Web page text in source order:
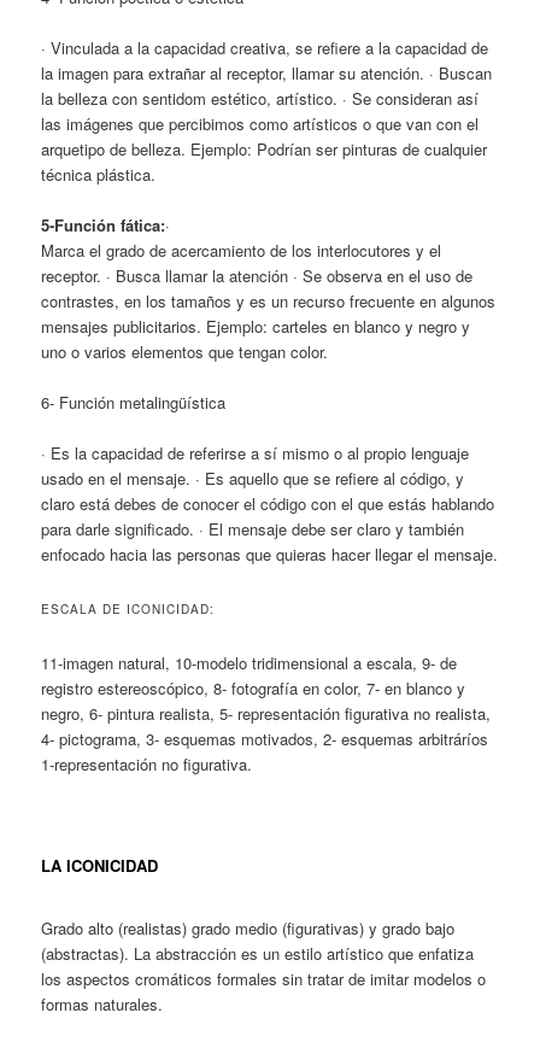
· Vinculada a la capacidad creativa, se refiere a la capacidad de
la imagen para extrañar al receptor, llamar su atención. · Buscan
la belleza con sentidom estético, artístico. · Se consideran así
las imágenes que percibimos como artísticos o que van con el
arquetipo de belleza. Ejemplo: Podrían ser pinturas de cualquier
técnica plástica.
5-Función fática:·
Marca el grado de acercamiento de los interlocutores y el
receptor. · Busca llamar la atención · Se observa en el uso de
contrastes, en los tamaños y es un recurso frecuente en algunos
mensajes publicitarios. Ejemplo: carteles en blanco y negro y
uno o varios elementos que tengan color.
6- Función metalingüística
· Es la capacidad de referirse a sí mismo o al propio lenguaje
usado en el mensaje. · Es aquello que se refiere al código, y
claro está debes de conocer el código con el que estás hablando
para darle significado. · El mensaje debe ser claro y también
enfocado hacia las personas que quieras hacer llegar el mensaje.
ESCALA DE ICONICIDAD:
11-imagen natural, 10-modelo tridimensional a escala, 9- de
registro estereoscópico, 8- fotografía en color, 7- en blanco y
negro, 6- pintura realista, 5- representación figurativa no realista,
4- pictograma, 3- esquemas motivados, 2- esquemas arbitráríos
1-representación no figurativa.
LA ICONICIDAD
Grado alto (realistas) grado medio (figurativas) y grado bajo
(abstractas). La abstracción es un estilo artístico que enfatiza
los aspectos cromáticos formales sin tratar de imitar modelos o
formas naturales.